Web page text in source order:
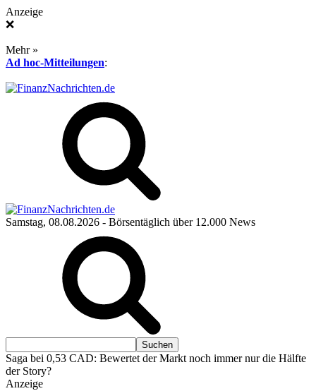
Anzeige
❌
Mehr »
Ad hoc-Mitteilungen:
Samstag, 08.08.2026 - Börsentäglich über 12.000 News
Saga bei 0,53 CAD: Bewertet der Markt noch immer nur die Hälfte
der Story?
Anzeige